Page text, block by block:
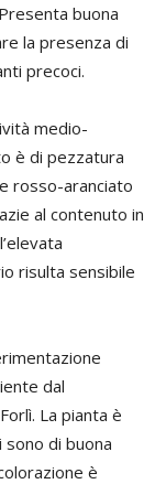
buona
la presenza di
precoci.
medio-
è di pezzatura
rosso-aranciato
al contenuto in
risulta sensibile
dal
La pianta è
di buona
è